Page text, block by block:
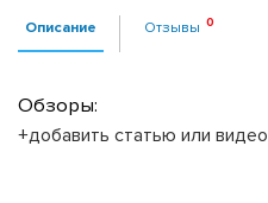
Описание Отзывы
Обзоры:
+добавить статью или видео